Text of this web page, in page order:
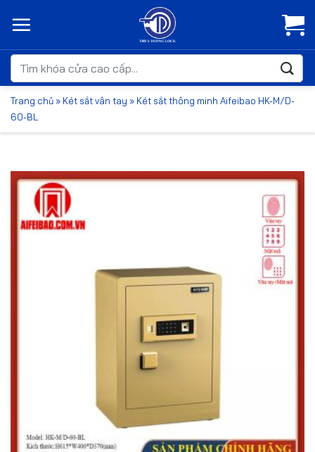
qua
dungTìm
kiếm:
Trang chủ » Két sắt vân tay » Két sắt thông minh Aifeibao HK-M/D-
60-BL